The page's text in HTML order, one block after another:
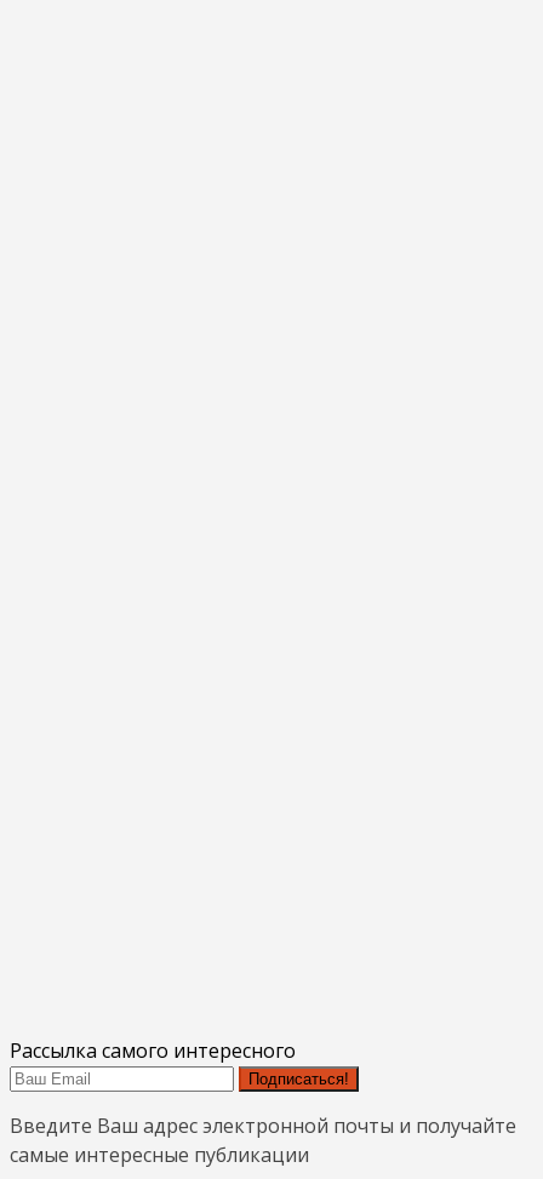
Рассылка самого интересного
Подписаться!
Введите Ваш адрес электронной почты и получайте
самые интересные публикации